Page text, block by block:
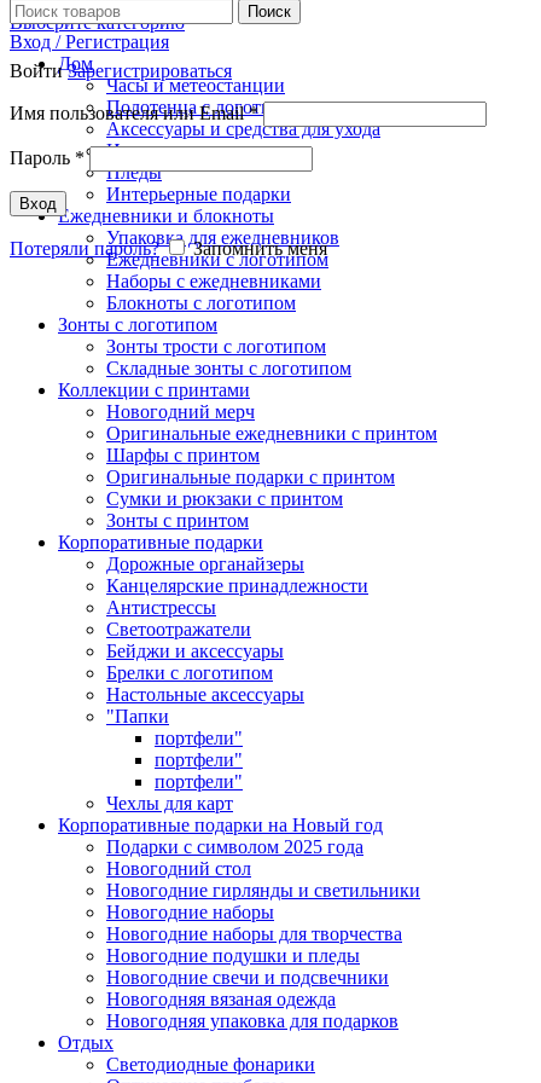
Выберите категорию
Дом
Часы и метеостанции
Полотенца с логотипом
Аксессуары и средства для ухода
Игрушки
Пледы
Интерьерные подарки
Ежедневники и блокноты
Упаковка для ежедневников
Ежедневники с логотипом
Наборы с ежедневниками
Блокноты с логотипом
Зонты с логотипом
Зонты трости с логотипом
Складные зонты с логотипом
Коллекции с принтами
Новогодний мерч
Оригинальные ежедневники с принтом
Шарфы с принтом
Оригинальные подарки с принтом
Сумки и рюкзаки с принтом
Зонты с принтом
Корпоративные подарки
Дорожные органайзеры
Канцелярские принадлежности
Антистрессы
Светоотражатели
Бейджи и аксессуары
Брелки с логотипом
Настольные аксессуары
"Папки
портфели"
портфели"
портфели"
Чехлы для карт
Корпоративные подарки на Новый год
Подарки с символом 2025 года
Новогодний стол
Новогодние гирлянды и светильники
Новогодние наборы
Новогодние наборы для творчества
Новогодние подушки и пледы
Новогодние свечи и подсвечники
Новогодняя вязаная одежда
Новогодняя упаковка для подарков
Отдых
Светодиодные фонарики
Поиск
Вход / Регистрация
ВойтиЗарегистрироваться
Имя пользователя или Email*
Пароль *
Вход
Потеряли пароль? Запомнить меня